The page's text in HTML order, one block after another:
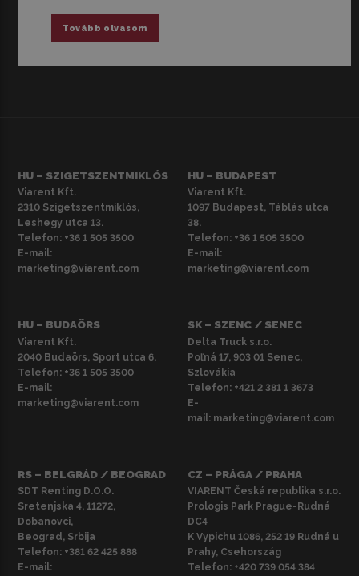
Tovább olvasom
HU – SZIGETSZENTMIKLÓS
Viarent Kft.
2310 Szigetszentmiklós,
Leshegy utca 13.
Telefon: +36 1 505 3500
E-mail:
marketing@viarent.com
HU – BUDAPEST
Viarent Kft.
1097 Budapest, Táblás utca
38.
Telefon: +36 1 505 3500
E-mail:
marketing@viarent.com
HU – BUDAÖRS
Viarent Kft.
2040 Budaörs, Sport utca 6.
Telefon: +36 1 505 3500
E-mail:
marketing@viarent.com
SK – SZENC / SENEC
Delta Truck s.r.o.
Poľná 17, 903 01 Senec,
Szlovákia
Telefon: +421 2 381 1 3673
E-
mail: marketing@viarent.com
RS – BELGRÁD / BEOGRAD
SDT Renting D.O.O.
Sretenjska 4, 11272,
Dobanovci,
Beograd, Srbija
Telefon: +381 62 425 888
E-mail:
CZ – PRÁGA / PRAHA
VIARENT Česká republika s.r.o.
Prologis Park Prague-Rudná
DC4
K Vypichu 1086, 252 19 Rudná u
Prahy, Csehország
Telefon: +420 739 054 384